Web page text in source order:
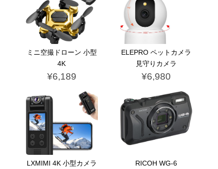
ミニ空撮ドローン 小型
4K
¥6,189
ELEPRO ペットカメラ
見守りカメラ
¥6,980
LXMIMI 4K 小型カメラ RICOH WG-6